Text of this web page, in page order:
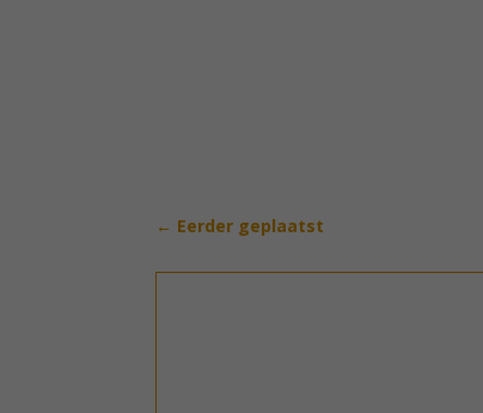
← Eerder geplaatst